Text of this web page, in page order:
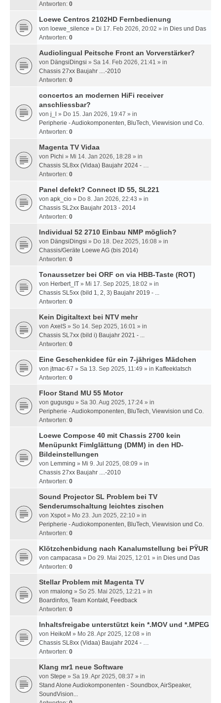
Antworten: 0
Loewe Centros 2102HD Fernbedienung
von loewe_silence » Di 17. Feb 2026, 20:02 » in Dies und Das
Antworten: 0
Audiolingual Peitsche Front an Vorverstärker?
von DängsiDingsi » Sa 14. Feb 2026, 21:41 » in
Chassis 27xx Baujahr ....-2010
Antworten: 0
concertos an modernen HiFi receiver
anschliessbar?
von j_l
» Do 15. Jan 2026, 19:47 » in
Peripherie - Audiokomponenten, BluTech, Viewvision und Co.
Antworten: 0
Magenta TV Vidaa
von Pichi » Mi 14. Jan 2026, 18:28 » in
Chassis SL8xx (Vidaa) Baujahr 2024 - …
Antworten: 0
Panel defekt? Connect ID 55, SL221
von apk_cio » Do 8. Jan 2026, 22:43 » in
Chassis SL2xx Baujahr 2013 - 2014
Antworten: 0
Individual 52 2710 Einbau NMP möglich?
von DängsiDingsi » Do 18. Dez 2025, 16:08 » in
Chassis/Geräte Loewe AG (bis 2014)
Antworten: 0
Tonaussetzer bei ORF on via HBB-Taste (ROT)
von Herbert_IT » Mi 17. Sep 2025, 18:02 » in
Chassis SL5xx (bild 1, 2, 3) Baujahr 2019 - ...
Antworten: 0
Kein Digitaltext bei NTV mehr
von AxelS » So 14. Sep 2025, 16:01 » in
Chassis SL7xx (bild i) Baujahr 2021 - ...
Antworten: 0
Eine Geschenkidee für ein 7-jähriges Mädchen
von jtmac-67 » Sa 13. Sep 2025, 11:49 » in Kaffeeklatsch
Antworten: 0
Floor Stand MU 55 Motor
von gugusgu » Sa 30. Aug 2025, 17:24 » in
Peripherie - Audiokomponenten, BluTech, Viewvision und Co.
Antworten: 0
Loewe Compose 40 mit Chassis 2700 kein
Menüpunkt Fimlglättung (DMM) in den HD-
Bildeinstellungen
von Lemming » Mi 9. Jul 2025, 08:09 » in
Chassis 27xx Baujahr ....-2010
Antworten: 0
Sound Projector SL Problem bei TV
Senderumschaltung leichtes zischen
von Xspot» Mo 23. Jun 2025, 22:10 » in
Peripherie - Audiokomponenten, BluTech, Viewvision und Co.
Antworten: 0
Klötzchenbidung nach Kanalumstellung bei PŸUR
von campacasa » Do 29. Mai 2025, 12:01 » in Dies und Das
Antworten: 0
Stellar Problem mit Magenta TV
von rmalong » So 25. Mai 2025, 12:21 » in
Boardinfos, Team Kontakt, Feedback
Antworten: 0
Inhaltsfreigabe unterstützt kein *.MOV und *.MPEG
von HeikoM » Mo 28. Apr 2025, 12:08 » in
Chassis SL8xx (Vidaa) Baujahr 2024 - …
Antworten: 0
Klang mr1 neue Software
von Stepe » Sa 19. Apr 2025, 08:37 » in
Stand Alone Audiokomponenten - Soundbox, AirSpeaker,
SoundVision...